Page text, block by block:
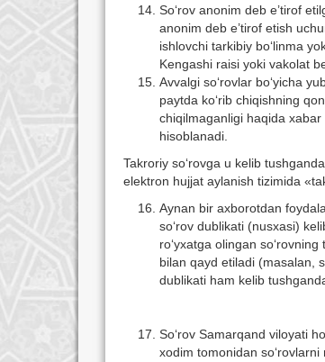
Sо‘rov anonim deb e’tirof
anonim deb e’tirof etish
ishlovchi tarkibiy bо‘linma
Kengashi raisi yoki vakolat
Avvalgi sо‘rovlar bо‘yicha
paytda kо‘rib chiqishning
chiqilmaganligi haqida
hisoblanadi.
Takroriy sо‘rovga u kelib
elektron hujjat aylanish tizimida
Aynan bir axborotdan
sо‘rov dublikati (nusxasi)
rо‘yxatga olingan
bilan qayd etiladi (masalan,
dublikati ham kelib
Sо‘rov Samarqand viloyati
xodim tomonidan